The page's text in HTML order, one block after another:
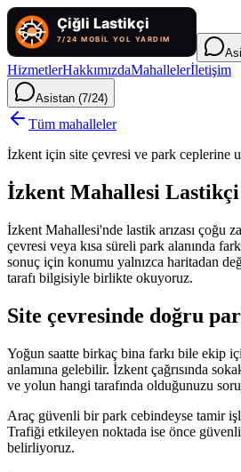
HizmetlerHakkımızdaMahallelerİletişim
Asistan (7/24)
Tüm mahalleler
İzkent için site çevresi ve park ceplerine
İzkent Mahallesi Lastikçi
İzkent Mahallesi'nde lastik arızası çoğu
çevresi veya kısa süreli park alanında
sonuç için konumu yalnızca haritadan
tarafı bilgisiyle birlikte okuyoruz.
Site çevresinde doğru
Yoğun saatte birkaç bina farkı bile ekip
anlamına gelebilir. İzkent çağrısında
ve yolun hangi tarafında olduğunuzu
Araç güvenli bir park cebindeyse tamir
Trafiği etkileyen noktada ise önce güvenli
belirliyoruz.